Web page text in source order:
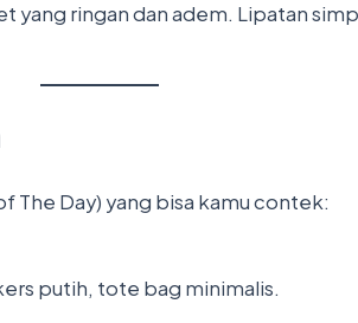
yang ringan dan adem. Lipatan
The Day) yang bisa kamu contek:
putih, tote bag minimalis.